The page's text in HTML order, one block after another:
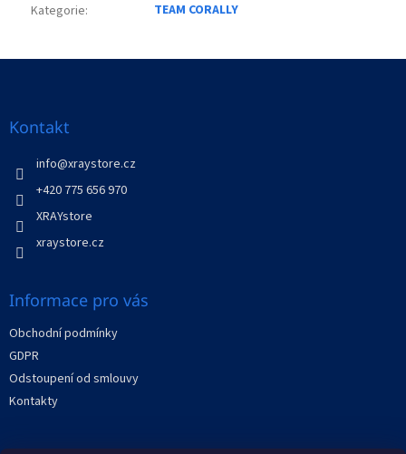
Kategorie: TEAM CORALLY
Kontakt
info@xraystore.cz
+420 775 656 970
XRAYstore
xraystore.cz
Informace pro vás
Obchodní podmínky
GDPR
Odstoupení od smlouvy
Kontakty